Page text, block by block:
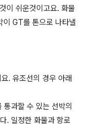
이 쉬운것이고요. 화물
이 GT를 톤으로 나타낼
. 유조선의 경우 아래
통과할 수 있는 선박의
. 일정한 화물과 항로